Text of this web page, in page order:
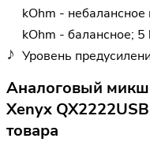
kOhm -
kOhm - балансное;
Уровень предусилени
Аналоговый
Xenyx
товара